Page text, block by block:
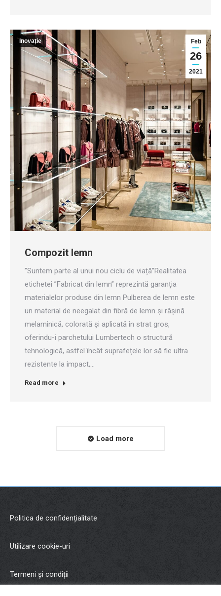
Feb
26
2021
Inovație
Compozit lemn
”Suntem parte al unui nou ciclu de viață”Realitatea
etichetei ”Fabricat din lemn” reprezintă garanția
materialelor produse din lemn Pulberea de lemn este
un material de neegalat din fibră de lemn și rășină
melaminică, colorată și aplicată în strat gros,
oferindu-i parchetului Lumbertech o structură
tehnologică, astfel încât suprafețele lor să fie ultra
rezistente la impact,…
Read more
Load more
Politica de confidențialitate
Utilizare cookie-uri
Termeni și condiții